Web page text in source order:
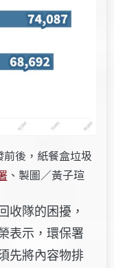
後，紙餐盒垃圾
、製圖／黃子瑄
收隊的困擾，
表示，環保署
先將內容物排